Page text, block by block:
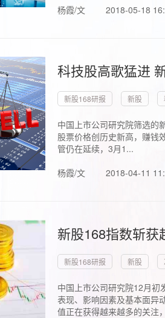
杨霞/文
2018-05-18
科技股高歌猛进
新股168研报 新股
中国上市公司研究院筛选的
股票价格创历史新高，赚钱
管仍在延续，3月1...
杨霞/文
2018-04-11
新股168指数斩
新股168研报 新股
中国上市公司研究院12月初
表现、影响因素及基本面异
值正在获得越来越多的关注